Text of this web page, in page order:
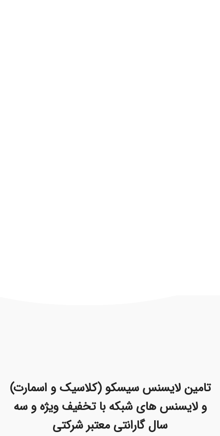
تامین لایسنس سیسکو (کلاسیک و اسمارت)
و لایسنس های شبکه با تخفیف ویژه و سه
سال گارانتی معتبر شرکتی